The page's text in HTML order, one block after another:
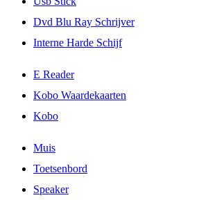
Dvd Blu Ray Schrijver
Interne Harde Schijf
E Reader
Kobo Waardekaarten
Kobo
Muis
Toetsenbord
Speaker